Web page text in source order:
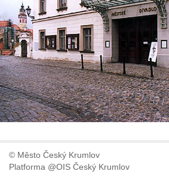
© Město Český Krumlov
Platforma @OIS Český Krumlov